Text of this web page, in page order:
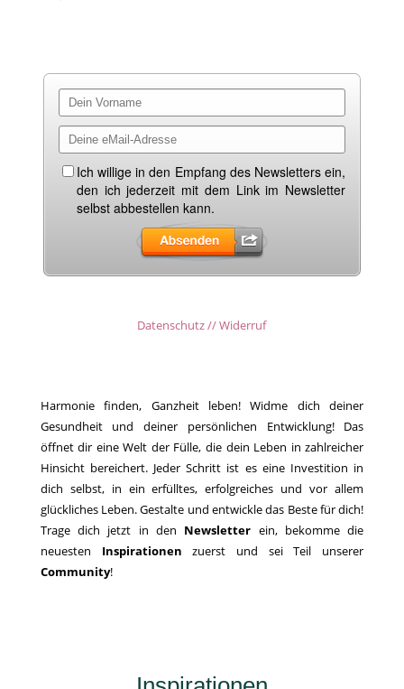
Datenschutz // Widerruf
Harmonie finden, Ganzheit leben! Widme dich deiner
Gesundheit und deiner persönlichen Entwicklung! Das
öffnet dir eine Welt der Fülle, die dein Leben in zahlreicher
Hinsicht bereichert. Jeder Schritt ist es eine Investition in
dich selbst, in ein erfülltes, erfolgreiches und vor allem
glückliches Leben. Gestalte und entwickle das Beste für dich!
Trage dich jetzt in den Newsletter ein, bekomme die
neuesten Inspirationen zuerst und sei Teil unserer
Community!